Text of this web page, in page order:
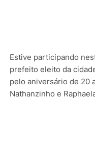
Estive participando
prefeito eleito da
pelo aniversário de 20
Nathanzinho e